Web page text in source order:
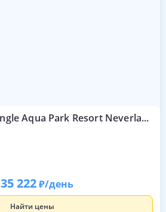
Pickalbatros Jungle Aqua Park Resort Neverland Hurghada
35 222 /день
Найти цены